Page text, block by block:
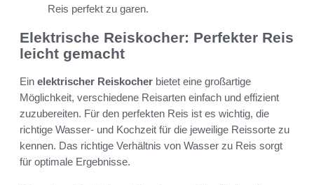
Reis perfekt zu garen.
Elektrische Reiskocher: Perfekter Reis
leicht gemacht
Ein elektrischer Reiskocher bietet eine großartige
Möglichkeit, verschiedene Reisarten einfach und effizient
zuzubereiten. Für den perfekten Reis ist es wichtig, die
richtige Wasser- und Kochzeit für die jeweilige Reissorte zu
kennen. Das richtige Verhältnis von Wasser zu Reis sorgt
für optimale Ergebnisse.